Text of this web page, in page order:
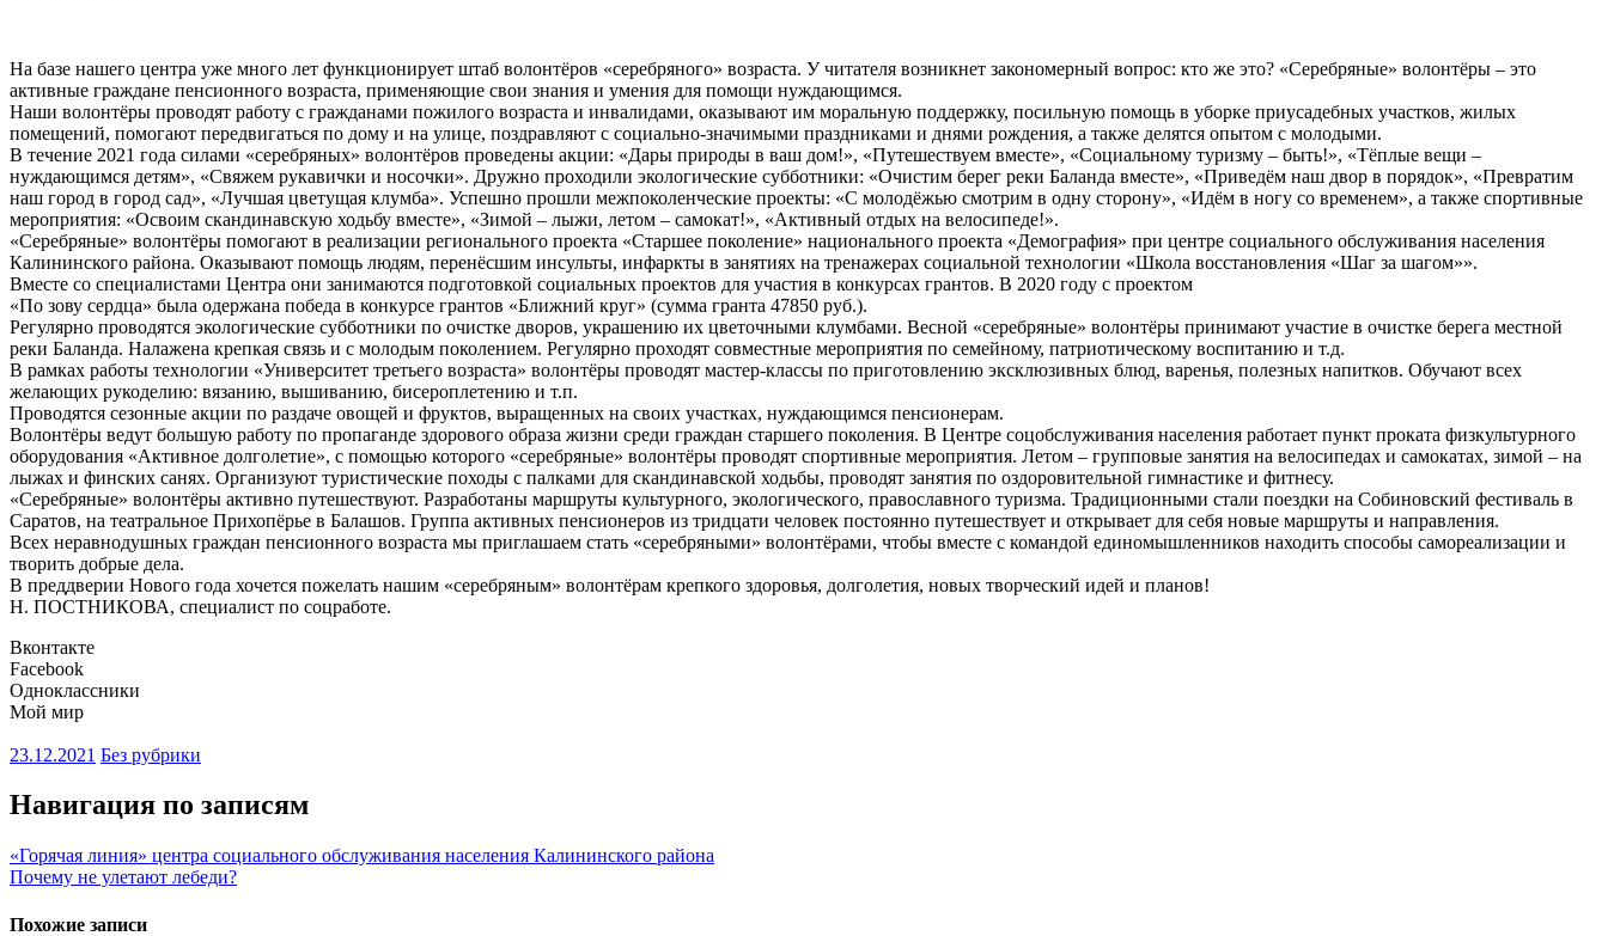
На базе нашего центра уже много лет функционирует штаб волонтёров «серебряного» возраста. У читателя возникнет закономерный вопрос: кто же это? «Серебряные» волонтёры – это
активные граждане пенсионного возраста, применяющие свои знания и умения для помощи нуждающимся.
Наши волонтёры проводят работу с гражданами пожилого возраста и инвалидами, оказывают им моральную поддержку, посильную помощь в уборке приусадебных участков, жилых
помещений, помогают передвигаться по дому и на улице, поздравляют с социально-значимыми праздниками и днями рождения, а также делятся опытом с молодыми.
В течение 2021 года силами «серебряных» волонтёров проведены акции: «Дары природы в ваш дом!», «Путешествуем вместе», «Социальному туризму – быть!», «Тёплые вещи –
нуждающимся детям», «Свяжем рукавички и носочки». Дружно проходили экологические субботники: «Очистим берег реки Баланда вместе», «Приведём наш двор в порядок», «Превратим
наш город в город сад», «Лучшая цветущая клумба». Успешно прошли межпоколенческие проекты: «С молодёжью смотрим в одну сторону», «Идём в ногу со временем», а также спортивные
мероприятия: «Освоим скандинавскую ходьбу вместе», «Зимой – лыжи, летом – самокат!», «Активный отдых на велосипеде!».
«Серебряные» волонтёры помогают в реализации регионального проекта «Старшее поколение» национального проекта «Демография» при центре социального обслуживания населения
Калининского района. Оказывают помощь людям, перенёсшим инсульты, инфаркты в занятиях на тренажерах социальной технологии «Школа восстановления «Шаг за шагом»».
Вместе со специалистами Центра они занимаются подготовкой социальных проектов для участия в конкурсах грантов. В 2020 году с проектом
«По зову сердца» была одержана победа в конкурсе грантов «Ближний круг» (сумма гранта 47850 руб.).
Регулярно проводятся экологические субботники по очистке дворов, украшению их цветочными клумбами. Весной «серебряные» волонтёры принимают участие в очистке берега местной
реки Баланда. Налажена крепкая связь и с молодым поколением. Регулярно проходят совместные мероприятия по семейному, патриотическому воспитанию и т.д.
В рамках работы технологии «Университет третьего возраста» волонтёры проводят мастер-классы по приготовлению эксклюзивных блюд, варенья, полезных напитков. Обучают всех
желающих рукоделию: вязанию, вышиванию, бисероплетению и т.п.
Проводятся сезонные акции по раздаче овощей и фруктов, выращенных на своих участках, нуждающимся пенсионерам.
Волонтёры ведут большую работу по пропаганде здорового образа жизни среди граждан старшего поколения. В Центре соцобслуживания населения работает пункт проката физкультурного
оборудования «Активное долголетие», с помощью которого «серебряные» волонтёры проводят спортивные мероприятия. Летом – групповые занятия на велосипедах и самокатах, зимой – на
лыжах и финских санях. Организуют туристические походы с палками для скандинавской ходьбы, проводят занятия по оздоровительной гимнастике и фитнесу.
«Серебряные» волонтёры активно путешествуют. Разработаны маршруты культурного, экологического, православного туризма. Традиционными стали поездки на Собиновский фестиваль в
Саратов, на театральное Прихопёрье в Балашов. Группа активных пенсионеров из тридцати человек постоянно путешествует и открывает для себя новые маршруты и направления.
Всех неравнодушных граждан пенсионного возраста мы приглашаем стать «серебряными» волонтёрами, чтобы вместе с командой единомышленников находить способы самореализации и
творить добрые дела.
В преддверии Нового года хочется пожелать нашим «серебряным» волонтёрам крепкого здоровья, долголетия, новых творческий идей и планов!
Н. ПОСТНИКОВА, специалист по соцработе.
Вконтакте
Facebook
Одноклассники
Мой мир
23.12.2021 Без рубрики
Навигация по записям
«Горячая линия» центра социального обслуживания населения Калининского района
Почему не улетают лебеди?
Похожие записи